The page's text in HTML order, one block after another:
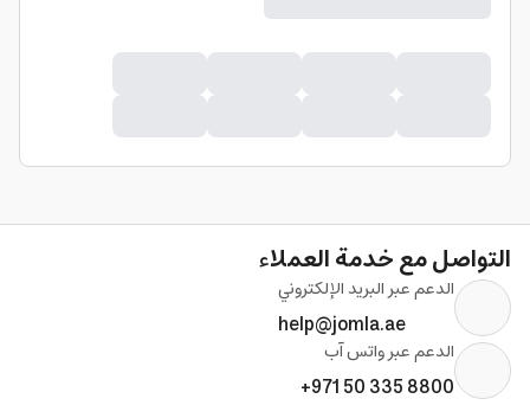
التواصل مع خدمة العملاء
الدعم عبر البريد الإلكتروني
help@jomla.ae
الدعم عبر واتس آب
+971 50 335 8800